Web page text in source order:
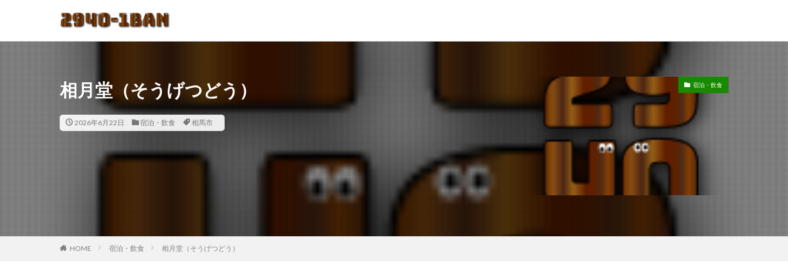
相月堂（そうげつどう）
2026年6月22日 宿泊・飲食 相馬市
宿泊・飲食
HOME 宿泊・飲食 相月堂（そうげつどう）